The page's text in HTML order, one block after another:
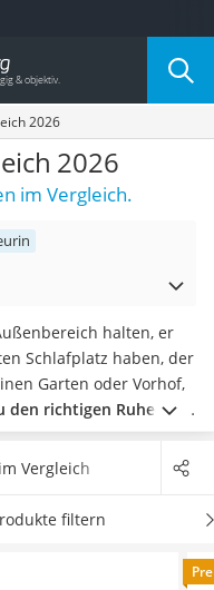
2026
2026
im Vergleich.
halten, er
Schlafplatz haben, der
Garten oder Vorhof,
den richtigen Ruheort
sich Ihr Vierbeiner in
fühlt.
Haben Sie
sich große Modelle als
hier im August 2026
im Vergleich
filtern